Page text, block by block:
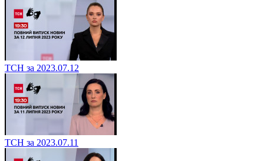
ТСН за 2023.07.12
ТСН за 2023.07.11